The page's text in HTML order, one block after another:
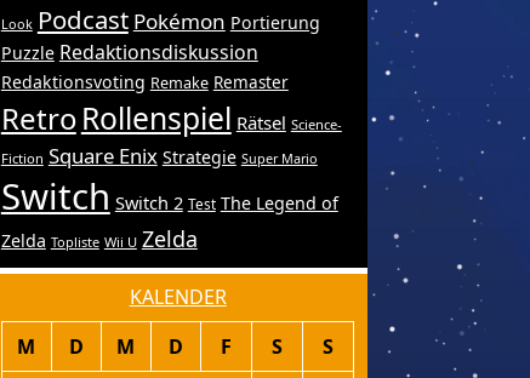
Look Podcast Pokémon Portierung
Puzzle Redaktionsdiskussion
Redaktionsvoting Remake Remaster
RetroRollenspiel Rätsel Science-
Fiction Square Enix Strategie Super Mario
Switch Switch 2 Test The Legend of
Zelda Topliste Wii U Zelda
KALENDER
M D M D F S
S